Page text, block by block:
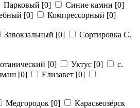
Парковый [0] Синие камни [0]
[0] Компрессорный [0]
Завокзальный [0]
Сортировка С.
[0] Уктус [0]
с.
[0] Елизавет [0]
Медгородок [0]
Карасьеозёрск